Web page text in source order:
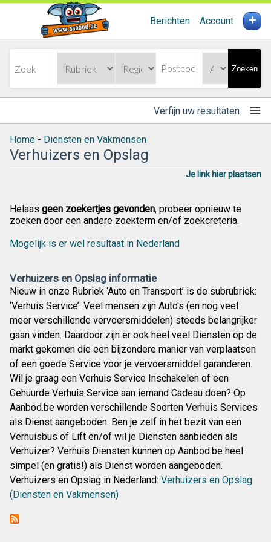
Berichten Account +
Zoeken
Verfijn uw resultaten
Home - Diensten en Vakmensen
Verhuizers en Opslag
Je link hier plaatsen
Helaas geen zoekertjes gevonden, probeer opnieuw te
zoeken door een andere zoekterm en/of zoekcreteria.
Mogelijk is er wel resultaat in Nederland
Verhuizers en Opslag informatie
Nieuw in onze Rubriek ‘Auto en Transport’ is de subrubriek:
‘Verhuis Service’. Veel mensen zijn Auto's (en nog veel
meer verschillende vervoersmiddelen) steeds belangrijker
gaan vinden. Daardoor zijn er ook heel veel Diensten op de
markt gekomen die een bijzondere manier van verplaatsen
of een goede Service voor je vervoersmiddel garanderen.
Wil je graag een Verhuis Service Inschakelen of een
Gehuurde Verhuis Service aan iemand Cadeau doen? Op
Aanbod.be worden verschillende Soorten Verhuis Services
als Dienst aangeboden. Ben je zelf in het bezit van een
Verhuisbus of Lift en/of wil je Diensten aanbieden als
Verhuizer? Verhuis Diensten kunnen op Aanbod.be heel
simpel (en gratis!) als Dienst worden aangeboden.
Verhuizers en Opslag in Nederland: Verhuizers en Opslag
(Diensten en Vakmensen)